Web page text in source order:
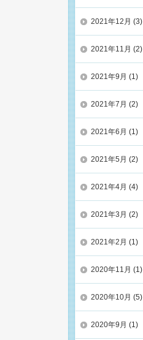
2021年12月 (3)
2021年11月 (2)
2021年9月 (1)
2021年7月 (2)
2021年6月 (1)
2021年5月 (2)
2021年4月 (4)
2021年3月 (2)
2021年2月 (1)
2020年11月 (1)
2020年10月 (5)
2020年9月 (1)